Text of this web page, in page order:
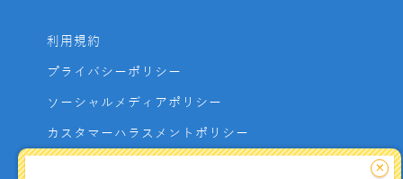
利用規約
プライバシーポリシー
ソーシャルメディアポリシー
カスタマーハラスメントポリシー
×